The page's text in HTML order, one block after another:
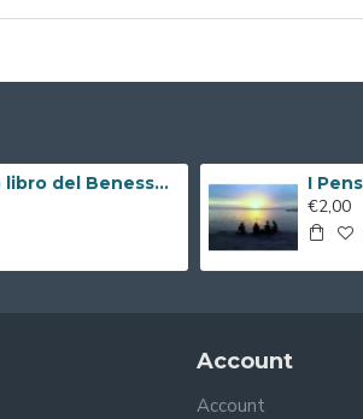
Il piccolo libro del Benessere ( Libro Digitale )
€2,00
Account
Account